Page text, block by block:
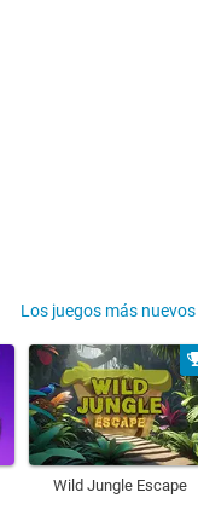
Los juegos más nuevos
Wild Jungle Escape